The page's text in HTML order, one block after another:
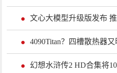
文心大模型升级版发布
4090Titan？四槽散热器
幻想水浒传2 HD合集将